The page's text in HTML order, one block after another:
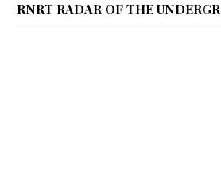
RNRT RADAR OF THE